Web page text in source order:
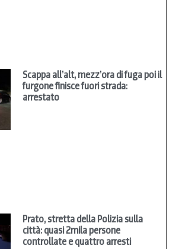
Scappa all’alt, mezz’ora di fuga poi il
furgone finisce fuori strada:
arrestato
Prato, stretta della Polizia sulla
città: quasi 2mila persone
controllate e quattro arresti